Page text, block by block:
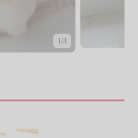
1/3